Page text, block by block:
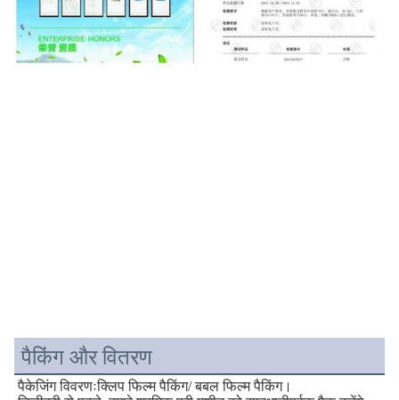
पैकिंग और वितरण
पैकेजिंग विवरणःक्लिप फिल्म पैकिंग/ बबल फिल्म पैकिंग।